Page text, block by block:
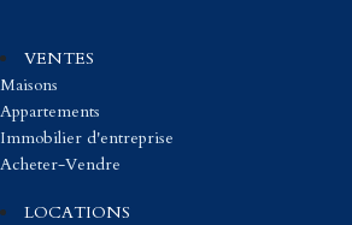
VENTES
Maisons
Appartements
Immobilier d'entreprise
Acheter-Vendre
LOCATIONS